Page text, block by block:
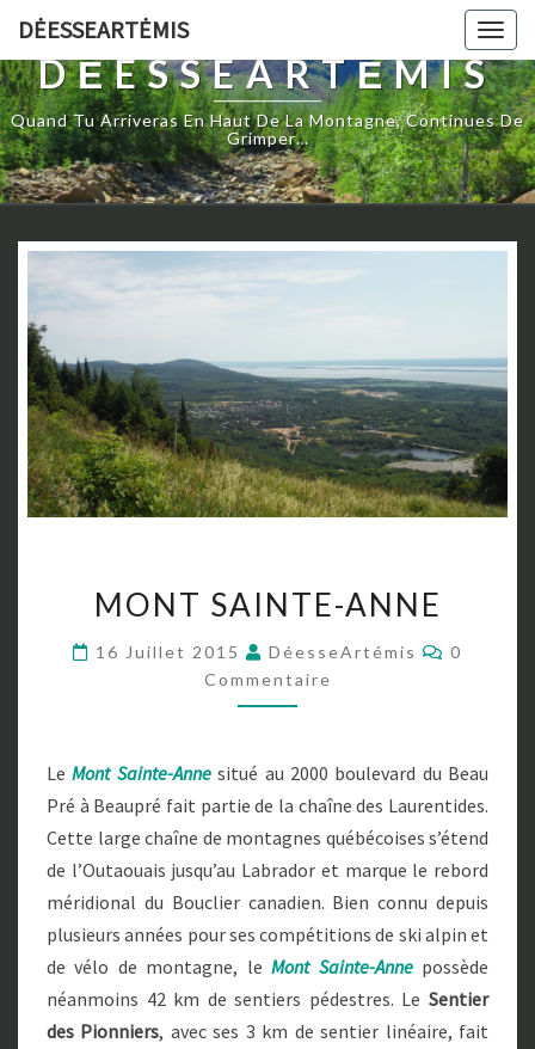
DĖESSEARTĖMIS
DĖESSEARTĖMIS
Quand Tu Arriveras En Haut De La Montagne, Continues De
Grimper…
O
T
S
A
T
E
-
A
E
MONT SAINTE-ANNE
16 Juillet 2015 DéesseArtémis
C
O
A
R
E
S
0
Commentaire
LeMont Sainte-Annesitué au 2000 boulevard du Beau
Pré à Beaupré fait partie de la chaîne des Laurentides.
Cette large chaîne de montagnes québécoises s’étend
de l’Outaouais jusqu’au Labrador et marque le rebord
méridional du Bouclier canadien. Bien connu depuis
plusieurs années pour ses compétitions de ski alpin et
de vélo de montagne, leMont Sainte-Annepossède
néanmoins 42 km de sentiers pédestres. Le Sentier
des Pionniers, avec ses 3 km de sentier linéaire, fait